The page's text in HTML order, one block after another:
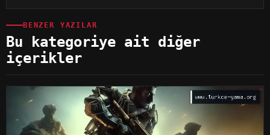
BENZER YAZILAR
Bu kategoriye ait diğer
içerikler